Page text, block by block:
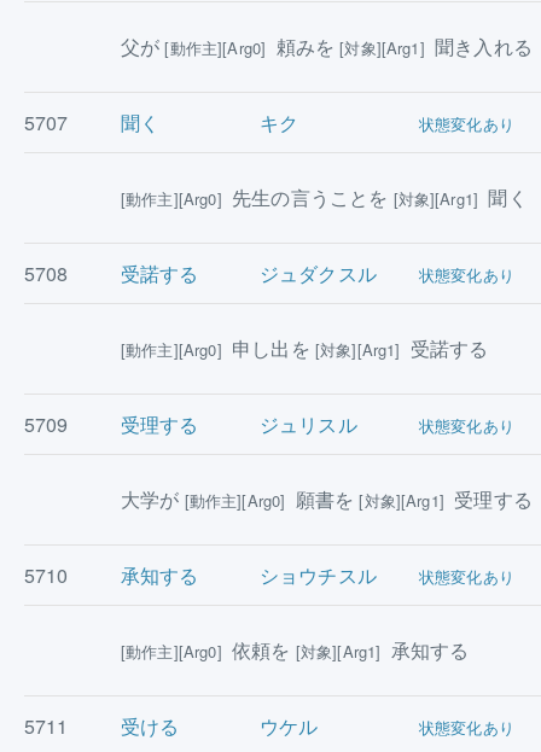
父が[動作主][Arg0] 頼みを[対象][Arg1] 聞き入れる
5707 聞く キク 状態変化あり
[動作主][Arg0] 先生の言うことを [対象][Arg1] 聞く
5708 受諾する ジュダクスル 状態変化あり
[動作主][Arg0] 申し出を [対象][Arg1] 受諾する
5709 受理する ジュリスル 状態変化あり
大学が [動作主][Arg0] 願書を[対象][Arg1] 受理する
5710 承知する ショウチスル 状態変化あり
[動作主][Arg0] 依頼を [対象][Arg1] 承知する
5711 受ける ウケル 状態変化あり